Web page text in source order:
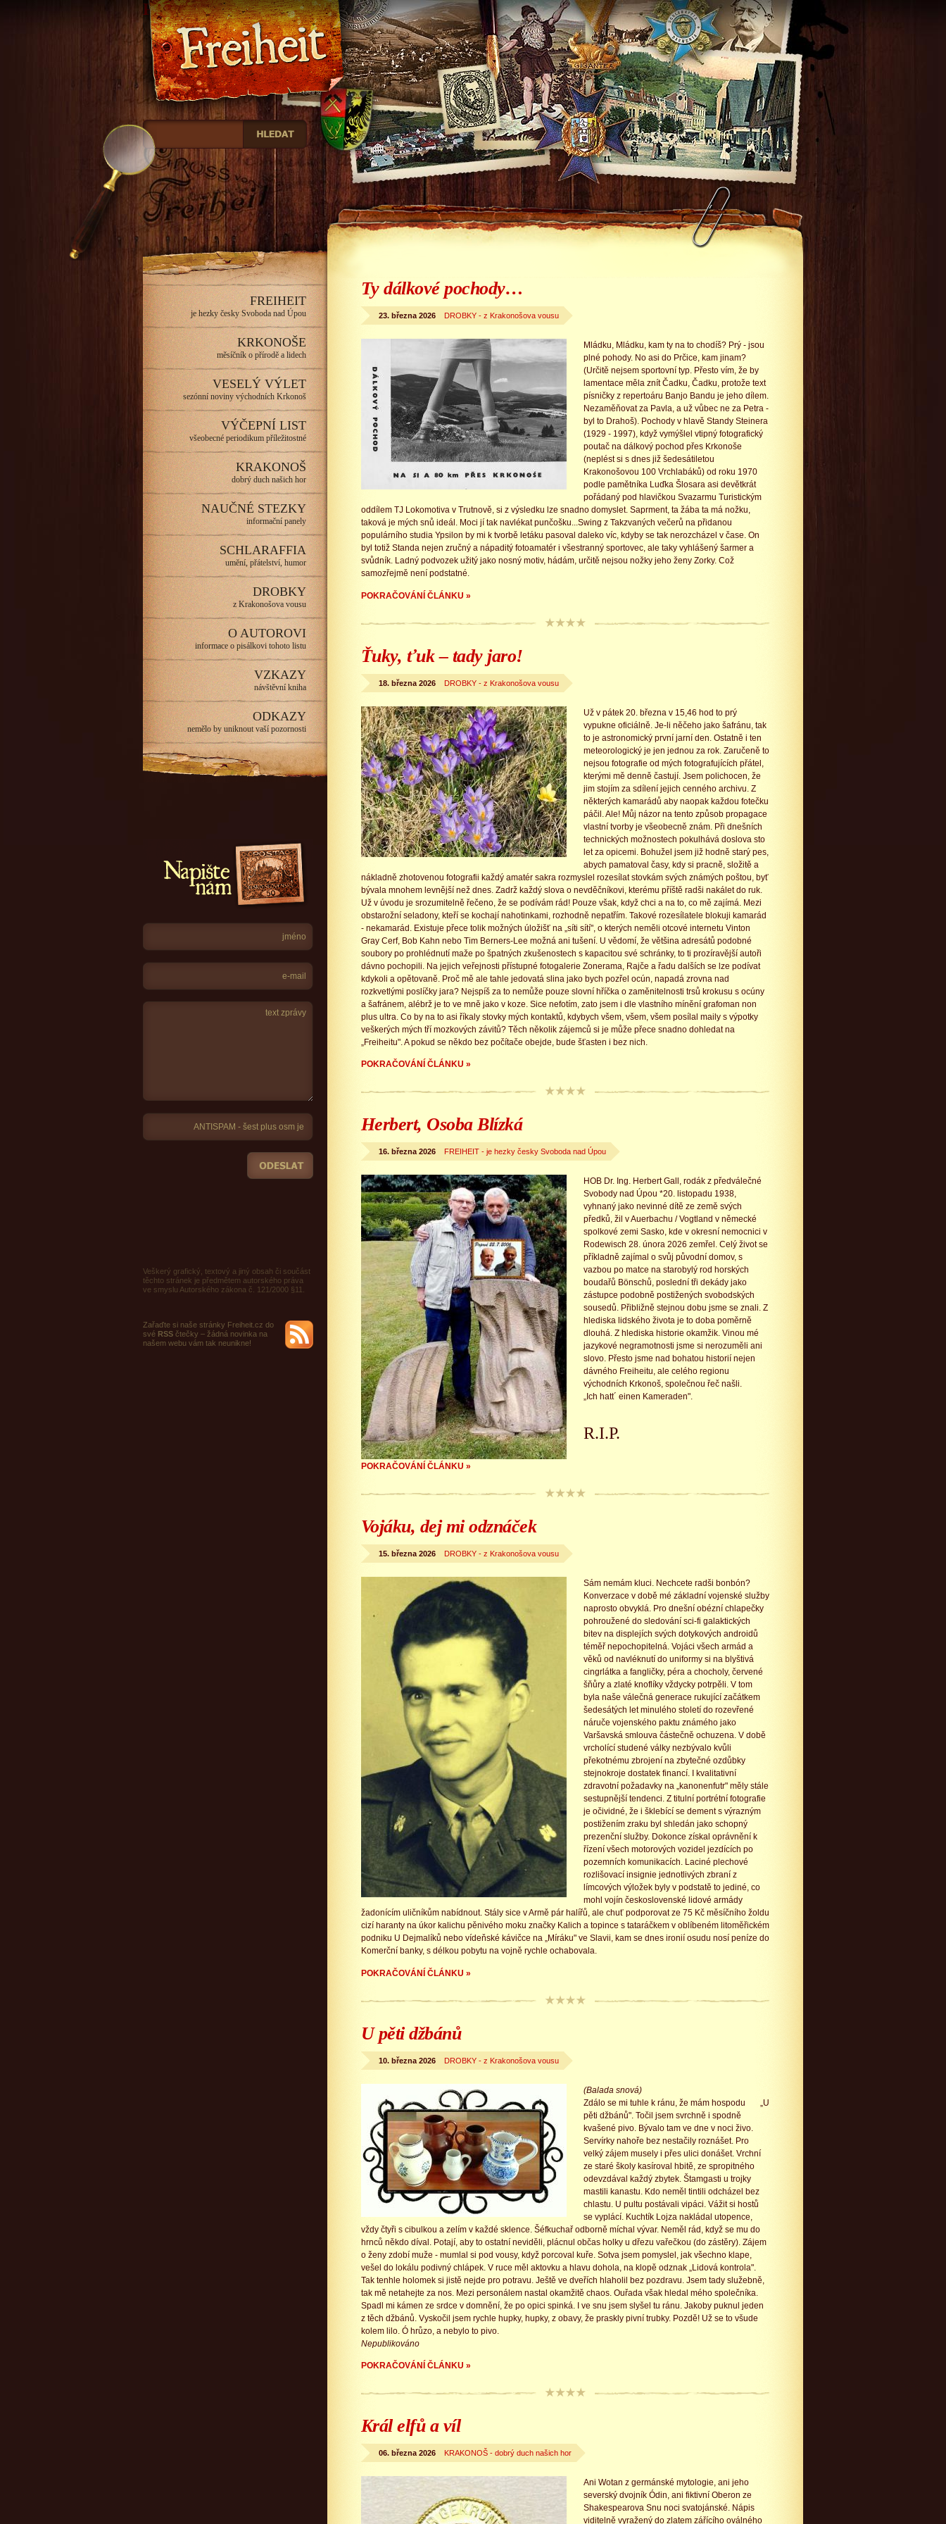
Freiheit
FREIHEIT
je hezky česky Svoboda nad Úpou
KRKONOŠE
měsíčník o přírodě a lidech
VESELÝ VÝLET
sezónní noviny východních Krkonoš
VÝČEPNÍ LIST
všeobecné periodikum příležitostné
KRAKONOŠ
dobrý duch našich hor
NAUČNÉ STEZKY
informační panely
SCHLARAFFIA
umění, přátelství, humor
DROBKY
z Krakonošova vousu
O AUTOROVI
informace o pisálkovi tohoto listu
VZKAZY
návštěvní kniha
ODKAZY
nemělo by uniknout vaší pozornosti
Veškerý grafický, textový a jiný obsah či součást
těchto stránek je předmětem autorského práva
ve smyslu Autorského zákona č. 121/2000 §11.
Zařaďte si naše stránky Freiheit.cz do
své RSS čtečky – žádná novinka na
našem webu vám tak neunikne!
Ty dálkové pochody…
23. března 2026 DROBKY - z Krakonošova vousu
Mládku, Mládku, kam ty na to chodíš? Prý - jsou
plné pohody. No asi do Prčice, kam jinam?
(Určitě nejsem sportovní typ. Přesto vím, že by
lamentace měla znít Čadku, Čadku, protože text
písničky z repertoáru Banjo Bandu je jeho dílem.
Nezaměňovat za Pavla, a už vůbec ne za Petra -
byl to Drahoš). Pochody v hlavě Standy Steinera
(1929 - 1997), když vymýšlel vtipný fotografický
poutač na dálkový pochod přes Krkonoše
(neplést si s dnes již šedesátiletou
Krakonošovou 100 Vrchlabáků) od roku 1970
podle pamětníka Luďka Šlosara asi devětkrát
pořádaný pod hlavičkou Svazarmu Turistickým
oddílem TJ Lokomotiva v Trutnově, si z výsledku lze snadno domyslet. Saprment, ta žába ta má nožku,
taková je mých snů ideál. Moci jí tak navlékat punčošku...Swing z Takzvaných večerů na přidanou
populárního studia Ypsilon by mi k tvorbě letáku pasoval daleko víc, kdyby se tak nerozcházel v čase. On
byl totiž Standa nejen zručný a nápaditý fotoamatér i všestranný sportovec, ale taky vyhlášený šarmer a
svůdník. Ladný podvozek užitý jako nosný motiv, hádám, určitě nejsou nožky jeho ženy Zorky. Což
samozřejmě není podstatné.
POKRAČOVÁNÍ ČLÁNKU »
Ťuky, ťuk – tady jaro!
18. března 2026 DROBKY - z Krakonošova vousu
Už v pátek 20. března v 15,46 hod to prý
vypukne oficiálně. Je-li něčeho jako šafránu, tak
to je astronomický první jarní den. Ostatně i ten
meteorologický je jen jednou za rok. Zaručeně to
nejsou fotografie od mých fotografujících přátel,
kterými mě denně častují. Jsem polichocen, že
jim stojím za sdílení jejich cenného archivu. Z
některých kamarádů aby naopak každou fotečku
páčil. Ale! Můj názor na tento způsob propagace
vlastní tvorby je všeobecně znám. Při dnešních
technických možnostech pokulhává doslova sto
let za opicemi. Bohužel jsem již hodně starý pes,
abych pamatoval časy, kdy si pracně, složitě a
nákladně zhotovenou fotografii každý amatér sakra rozmyslel rozesílat stovkám svých známých poštou, byť
bývala mnohem levnější než dnes. Zadrž každý slova o nevděčníkovi, kterému příště radši nakálet do ruk.
Už v úvodu je srozumitelně řečeno, že se podívám rád! Pouze však, když chci a na to, co mě zajímá. Mezi
obstarožní seladony, kteří se kochají nahotinkami, rozhodně nepatřím. Takové rozesílatele blokuji kamarád
- nekamarád. Existuje přece tolik možných úložišť na „síti sítí", o kterých neměli otcové internetu Vinton
Gray Cerf, Bob Kahn nebo Tim Berners-Lee možná ani tušení. U vědomí, že většina adresátů podobné
soubory po prohlédnutí maže po špatných zkušenostech s kapacitou své schránky, to ti prozíravější autoři
dávno pochopili. Na jejich veřejnosti přístupné fotogalerie Zonerama, Rajče a řadu dalších se lze podívat
kdykoli a opětovaně. Proč mě ale tahle jedovatá slina jako bych pozřel ocún, napadá zrovna nad
rozkvetlými poslíčky jara? Nejspíš za to nemůže pouze slovní hříčka o zaměnitelnosti trsů krokusu s ocúny
a šafránem, alébrž je to ve mně jako v koze. Sice nefotím, zato jsem i dle vlastního mínění grafoman non
plus ultra. Co by na to asi říkaly stovky mých kontaktů, kdybych všem, všem, všem posílal maily s výpotky
veškerých mých tří mozkových závitů? Těch několik zájemců si je může přece snadno dohledat na
„Freiheitu". A pokud se někdo bez počítače obejde, bude šťasten i bez nich.
POKRAČOVÁNÍ ČLÁNKU »
Herbert, Osoba Blízká
16. března 2026 FREIHEIT - je hezky česky Svoboda nad Úpou
HOB Dr. Ing. Herbert Gall, rodák z předválečné
Svobody nad Úpou *20. listopadu 1938,
vyhnaný jako nevinné dítě ze země svých
předků, žil v Auerbachu / Vogtland v německé
spolkové zemi Sasko, kde v okresní nemocnici v
Rodewisch 28. února 2026 zemřel. Celý život se
příkladně zajímal o svůj původní domov, s
vazbou po matce na starobylý rod horských
boudařů Bönschů, poslední tři dekády jako
zástupce podobně postižených svobodských
sousedů. Přibližně stejnou dobu jsme se znali. Z
hlediska lidského života je to doba poměrně
dlouhá. Z hlediska historie okamžik. Vinou mé
jazykové negramotnosti jsme si nerozuměli ani
slovo. Přesto jsme nad bohatou historií nejen
dávného Freiheitu, ale celého regionu
východních Krkonoš, společnou řeč našli.
„Ich hatt´ einen Kameraden".
R.I.P.
POKRAČOVÁNÍ ČLÁNKU »
Vojáku, dej mi odznáček
15. března 2026 DROBKY - z Krakonošova vousu
Sám nemám kluci. Nechcete radši bonbón?
Konverzace v době mé základní vojenské služby
naprosto obvyklá. Pro dnešní obézní chlapečky
pohroužené do sledování sci-fi galaktických
bitev na displejích svých dotykových androidů
téměř nepochopitelná. Vojáci všech armád a
věků od navléknutí do uniformy si na blyštivá
cingrlátka a fangličky, péra a chocholy, červené
šňůry a zlaté knoflíky vždycky potrpěli. V tom
byla naše válečná generace rukující začátkem
šedesátých let minulého století do rozevřené
náruče vojenského paktu známého jako
Varšavská smlouva částečně ochuzena. V době
vrcholící studené války nezbývalo kvůli
překotnému zbrojení na zbytečné ozdůbky
stejnokroje dostatek financí. I kvalitativní
zdravotní požadavky na „kanonenfutr" měly stále
sestupnější tendenci. Z titulní portrétní fotografie
je očividné, že i šklebící se dement s výrazným
postižením zraku byl shledán jako schopný
prezenční služby. Dokonce získal oprávnění k
řízení všech motorových vozidel jezdících po
pozemních komunikacích. Laciné plechové
rozlišovací insignie jednotlivých zbraní z
límcových výložek byly v podstatě to jediné, co
mohl vojín československé lidové armády
žadonícím uličníkům nabídnout. Stály sice v Armě pár halířů, ale chuť podporovat ze 75 Kč měsíčního žoldu
cizí haranty na úkor kalichu pěnivého moku značky Kalich a topince s tataráčkem v oblíbeném litoměřickém
podniku U Dejmalíků nebo vídeňské kávičce na „Míráku" ve Slavii, kam se dnes ironií osudu nosí peníze do
Komerční banky, s délkou pobytu na vojně rychle ochabovala.
POKRAČOVÁNÍ ČLÁNKU »
U pěti džbánů
10. března 2026 DROBKY - z Krakonošova vousu
(Balada snová)
Zdálo se mi tuhle k ránu, že mám hospodu „U
pěti džbánů". Točil jsem svrchně i spodně
kvašené pivo. Bývalo tam ve dne v noci živo.
Servírky nahoře bez nestačily roznášet. Pro
velký zájem musely i přes ulici donášet. Vrchní
ze staré školy kasíroval hbitě, ze spropitného
odevzdával každý zbytek. Štamgasti u trojky
mastili kanastu. Kdo neměl tintili odcházel bez
chlastu. U pultu postávali vipáci. Vážit si hostů
se vyplácí. Kuchtík Lojza nakládal utopence,
vždy čtyři s cibulkou a zelím v každé sklence. Šéfkuchař odborně míchal vývar. Neměl rád, když se mu do
hrnců někdo díval. Potají, aby to ostatní neviděli, plácnul občas holky u dřezu vařečkou (do zástěry). Zájem
o ženy zdobí muže - mumlal si pod vousy, když porcoval kuře. Sotva jsem pomyslel, jak všechno klape,
vešel do lokálu podivný chlápek. V ruce měl aktovku a hlavu dohola, na klopě odznak „Lidová kontrola".
Tak tenhle holomek si jistě nejde pro potravu. Ještě ve dveřích hlaholil bez pozdravu. Jsem tady služebně,
tak mě netahejte za nos. Mezi personálem nastal okamžitě chaos. Ouřada však hledal mého společníka.
Spadl mi kámen ze srdce v domnění, že po opici spinká. I ve snu jsem slyšel tu ránu. Jakoby puknul jeden
z těch džbánů. Vyskočil jsem rychle hupky, hupky, z obavy, že praskly pivní trubky. Pozdě! Už se to všude
kolem lilo. Ó hrůzo, a nebylo to pivo.
Nepublikováno
POKRAČOVÁNÍ ČLÁNKU »
Král elfů a víl
06. března 2026 KRAKONOŠ - dobrý duch našich hor
Ani Wotan z germánské mytologie, ani jeho
severský dvojník Ódin, ani fiktivní Oberon ze
Shakespearova Snu noci svatojánské. Nápis
viditelně vyražený do zlatem zářícího oválného